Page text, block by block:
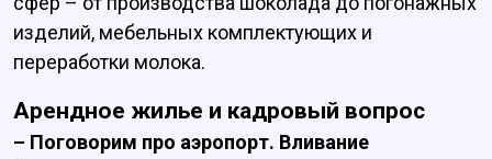
изделий, мебельных комплектующих и
переработки молока.
Арендное жилье и кадровый вопрос
– Поговорим про аэропорт. Вливание